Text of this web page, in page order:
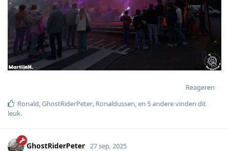
Reageren
Ronald,GhostRiderPeter, Ronaldussen, en 5anderevinden dit
leuk.
GhostRiderPeter 27 sep. 2025